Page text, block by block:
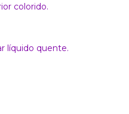
colorido.
líquido quente.